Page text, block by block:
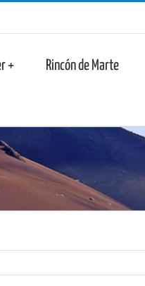
+ Rincón de Marte